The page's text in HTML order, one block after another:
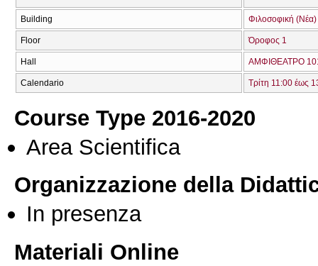
Building Φιλοσοφική (Νέα)
Floor Όροφος 1
Hall ΑΜΦΙΘΕΑΤΡΟ
Calendario Τρίτη 11:00 έως
Course Type 2016-2020
Area Scientifica
Organizzazione della
In presenza
Materiali Online